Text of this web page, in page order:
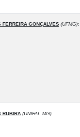
FERREIRA GONÇALVES (UFMG);
RUBIRA (UNIFAL-MG)